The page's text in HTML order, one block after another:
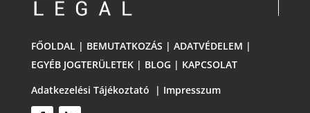
FŐOLDAL| BEMUTATKOZÁS | ADATVÉDELEM |
EGYÉB JOGTERÜLETEK| BLOG | KAPCSOLAT
Adatkezelési Tájékoztató | Impresszum